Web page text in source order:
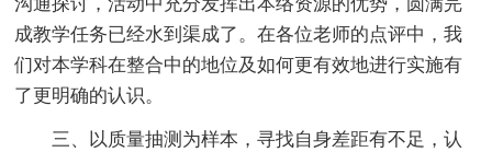
沟通探讨，活动中充分发挥出本络资源的优势，圆满完
成教学任务已经水到渠成了。在各位老师的点评中，我
们对本学科在整合中的地位及如何更有效地进行实施有
了更明确的认识。
三、以质量抽测为样本，寻找自身差距有不足，认